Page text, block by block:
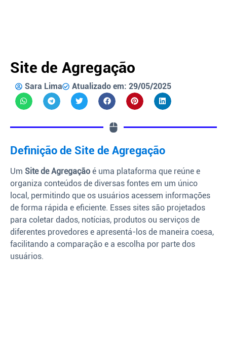
Site de Agregação
Sara Lima Atualizado em: 29/05/2025
Definição de Site de Agregação
Um Site de Agregação é uma plataforma que reúne e
organiza conteúdos de diversas fontes em um único
local, permitindo que os usuários acessem informações
de forma rápida e eficiente. Esses sites são projetados
para coletar dados, notícias, produtos ou serviços de
diferentes provedores e apresentá-los de maneira coesa,
facilitando a comparação e a escolha por parte dos
usuários.